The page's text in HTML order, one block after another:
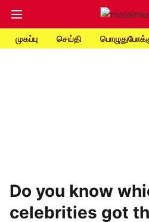
முகப்பு செய்தி
Do you know
celebrities got